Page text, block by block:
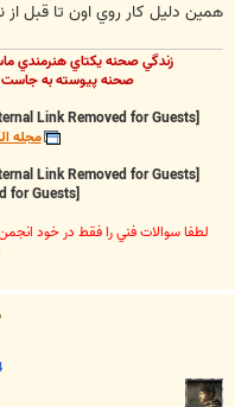
همين دليل کار روي اون تا قبل از
زندگي صحنه يکتاي هنرمندي
صحنه پيوسته به جاست
مجله